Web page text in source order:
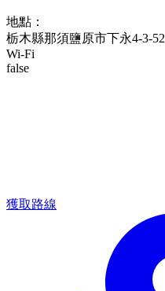
地點：
栃木縣那須鹽原市下永4-3-52
Wi-Fi
false
獲取路線